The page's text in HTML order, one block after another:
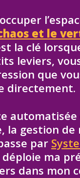
et le
la clé
leviers,
que
directement.
la gestion
par
ma
dans mon